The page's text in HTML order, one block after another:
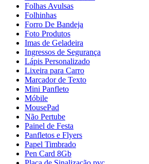
Folhas Avulsas
Folhinhas
Forro De Bandeja
Foto Produtos
Imas de Geladeira
Ingressos de Segurança
Lápis Personalizado
Lixeira para Carro
Marcador de Texto
Mini Panfleto
Móbile
MousePad
Não Pertube
Painel de Festa
Panfletos e Flyers
Papel Timbrado
Pen Card 8Gb